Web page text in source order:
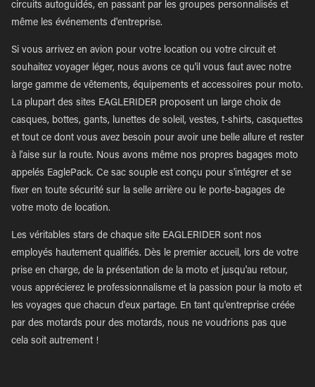
circuits autoguidés, en passant par les groupes personnalisés et
même les événements d'entreprise.
Si vous arrivez en avion pour votre location ou votre circuit et
souhaitez voyager léger, nous avons ce qu'il vous faut avec notre
large gamme de vêtements, équipements et accessoires pour moto.
La plupart des sites EAGLERIDER proposent un large choix de
casques, bottes, gants, lunettes de soleil, vestes, t-shirts, casquettes
et tout ce dont vous avez besoin pour avoir une belle allure et rester
à l'aise sur la route. Nous avons même nos propres bagages moto
appelés EaglePack. Ce sac souple est conçu pour s'intégrer et se
fixer en toute sécurité sur la selle arrière ou le porte-bagages de
votre moto de location.
Les véritables stars de chaque site EAGLERIDER sont nos
employés hautement qualifiés. Dès le premier accueil, lors de votre
prise en charge, de la présentation de la moto et jusqu'au retour,
vous apprécierez le professionnalisme et la passion pour la moto et
les voyages que chacun d'eux partage. En tant qu'entreprise créée
par des motards pour des motards, nous ne voudrions pas que
cela soit autrement !